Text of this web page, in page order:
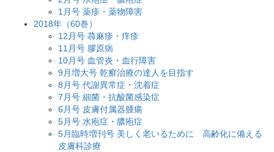
1月号 薬疹・薬物障害
2018年（60巻）
12月号 蕁麻疹・痒疹
11月号 膠原病
10月号 血管炎・血行障害
9月増大号 乾癬治療の達人を目指す
8月号 代謝異常症・沈着症
7月号 細菌・抗酸菌感染症
6月号 皮膚付属器腫瘍
5月号 水疱症・膿疱症
5月臨時増刊号 美しく老いるために 高齢化に備える
皮膚科診療